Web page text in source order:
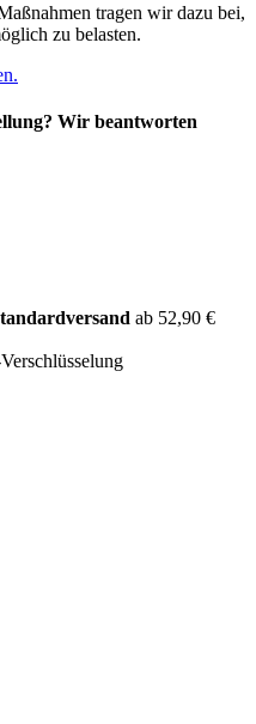
tragen wir dazu bei,
zu belasten.
Wir beantworten
ab 52,90 €